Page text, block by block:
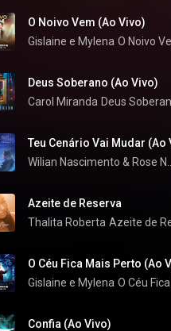
O Noivo Vem (Ao Vivo)
Gislaine e Mylena O Noivo
Deus Soberano (Ao Vivo)
Carol Miranda Deus
Teu Cenário Vai Mudar (Ao
Wilian Nascimento &
Azeite de Reserva
Thalita Roberta Azeite de
O Céu Fica Mais Perto (Ao
Gislaine e Mylena O Céu
Confia (Ao Vivo)